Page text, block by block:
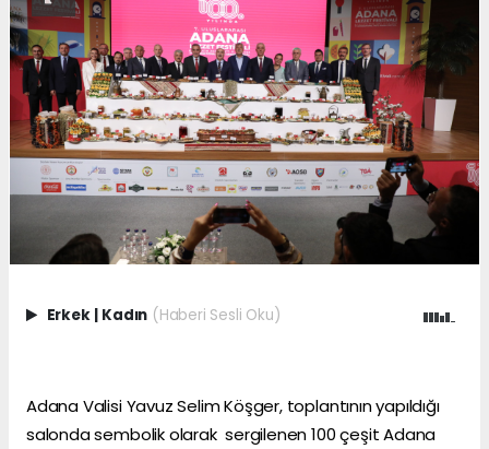
Erkek | Kadın (Haberi Sesli Oku)
Adana Valisi Yavuz Selim Köşger, toplantının yapıldığı
salonda sembolik olarak sergilenen 100 çeşit Adana